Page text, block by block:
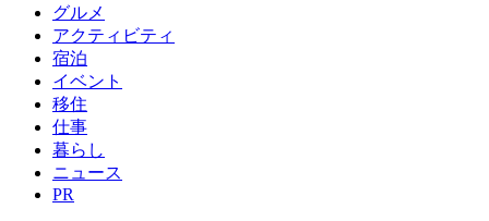
グルメ
アクティビティ
宿泊
イベント
移住
仕事
暮らし
ニュース
PR